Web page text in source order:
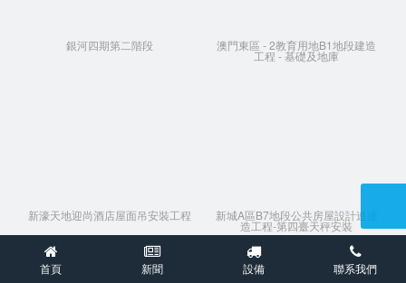
銀河四期第二階段 澳門東區 - 2教育用地B1地段建造
工程 - 基礎及地庫
新濠天地迎尚酒店屋面吊安裝工程 新城A區B7地段公共房屋設計連建
造工程-第四臺天秤安裝
首頁 新聞 設備 聯系我們